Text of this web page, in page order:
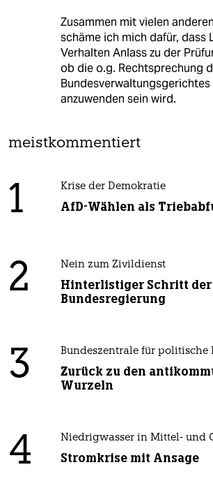
Zusammen mit vielen
schäme ich mich dafür, dass
Verhalten Anlass zu der
ob die o.g. Rechtsprechung
Bundesverwaltungsgerichtes
anzuwenden sein wird.
meistkommentiert
1 Krise der Demokratie
AfD-Wählen als
2 Nein zum Zivildienst
Hinterlistiger Schritt der
Bundesregierung
3 Bundeszentrale für politische
Zurück zu den
Wurzeln
4 Niedrigwasser in Mittel- und
Stromkrise mit Ansage